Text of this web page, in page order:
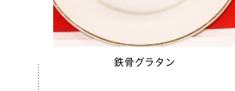
鉄骨グラタン